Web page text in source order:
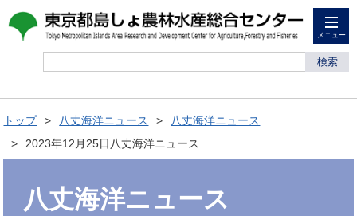
メニュー
検索
トップ 八丈海洋ニュース
八丈海洋ニュース
2023年12月25日八丈海洋ニュース
八丈海洋ニュース